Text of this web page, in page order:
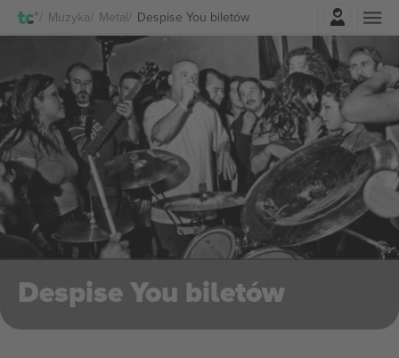
Muzyka Metal Despise You biletów
Zaloguj sie
Despise You biletów